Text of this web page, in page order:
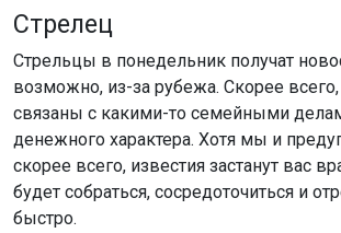
Стрелец
Стрельцы в понедельник получат
возможно, из-за рубежа. Скорее
связаны с какими-то семейными
денежного характера. Хотя мы и
скорее всего, известия застанут вас
будет собраться, сосредоточиться и
быстро.